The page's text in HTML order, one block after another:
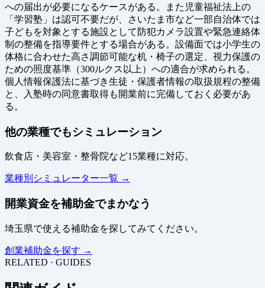
への届出が必要になるケースがある。また児童福祉法上の
「学習塾」は認可不要だが、さいたま市など一部自治体では
子どもを対象とする施設として防犯カメラ設置や緊急連絡体
制の整備を指導要件とする場合がある。設備面では小学生の
体格に合わせた高さ調節可能な机・椅子の選定、視力保護の
ための照度基準（300ルクス以上）への適合が求められる。
個人情報保護法に基づき生徒・保護者情報の取扱規程の整備
と、入塾時の同意書取得も開業前に完備しておく必要があ
る。
他の業種でもシミュレーション
飲食店・美容室・整骨院など15業種に対応。
業種別シミュレーター一覧 →
開業資金を補助金でまかなう
埼玉県で使える補助金を探してみてください。
創業補助金を探す →
RELATED · GUIDES